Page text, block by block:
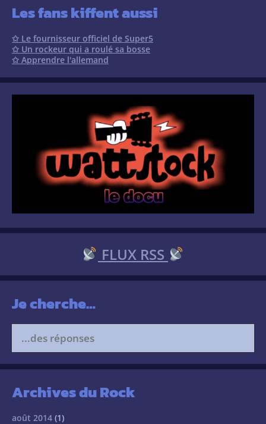
Les fans kiffent aussi
✩ Le fournisseur officiel de Super5
✩ Un rockeur qui a roulé sa bosse
✩ Apprendre l'allemand
FLUX RSS
Je cherche…
Search
for:
Archives du Rock
août 2014 (1)